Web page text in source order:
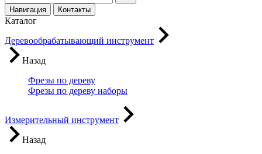
Навигация Контакты
Каталог
Деревообрабатывающий инструмент
Назад
Фрезы по дереву
Фрезы по дереву наборы
Измерительный инструмент
Назад